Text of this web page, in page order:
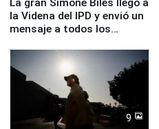
la Videna del IPD y envió un
mensaje a todos los
9